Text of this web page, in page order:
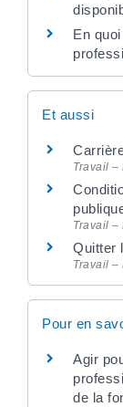
En
Et aussi
Travail –
Travail –
Quitter
Travail –
Pour en
Agir
de la